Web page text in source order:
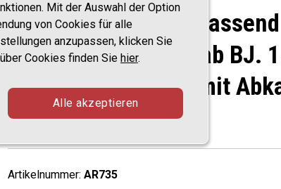
Ladekantenschutz
Avensis Limousine ab BJ.
5.2015 passgenau mit
ABS- Farbe schwarz
Artikelnummer: AR735
Mit der Auswahl der Option
von Cookies für alle
anzupassen, klicken Sie
Cookies finden Sie hier.
Alle akzeptieren